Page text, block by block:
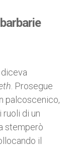
diceva
. Prosegue
palcoscenico,
di un
stemperò
il